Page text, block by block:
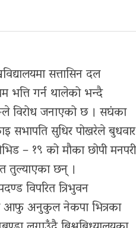
सत्तासिन दल
भत्ति गर्न थालेको भन्दै
विरोध जनाएको छ । सघंका
सभापति सुधिर पोखरेले बुधवार
– १९ को मौका छोपी मनपरी
तुल्याएका छन् ।
विपरित त्रिभुवन
आफु अनुकुल नेकपा भित्रका